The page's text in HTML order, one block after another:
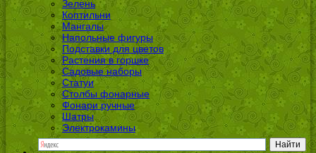
Зелень
Коптильни
Мангалы
Напольные фигуры
Подставки для цветов
Растения в горшке
Садовые наборы
Статуи
Столбы фонарные
Фонари ручные
Шатры
Электрокамины